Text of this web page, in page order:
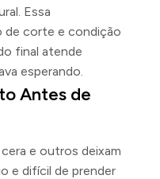
Essa
de corte e condição
final atende
esperando.
Antes de
e outros deixam
e difícil de prender